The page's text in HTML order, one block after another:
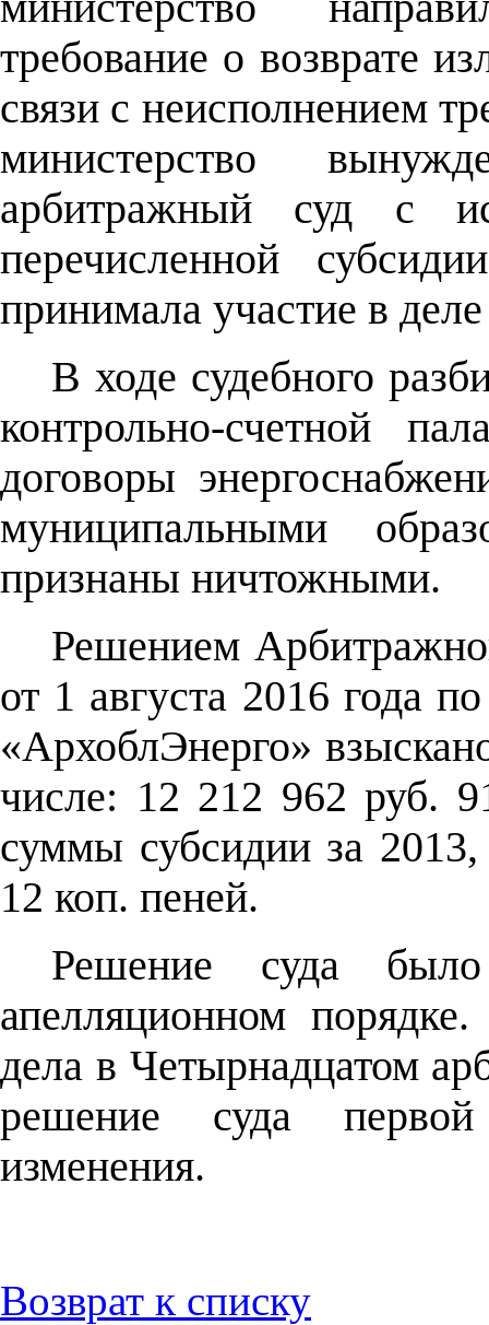
требование о возврате
связи с неисполнением
министерство
арбитражный суд с
перечисленной
принимала участие в
В ходе судебного
контрольно-счетной
договоры
муниципальными
признаны ничтожными.
Решением
от 1 августа 2016 года
«АрхоблЭнерго»
числе: 12 212 962 руб.
суммы субсидии за
12 коп. пеней.
Решение суда
апелляционном
дела в Четырнадцатом
решение суда
изменения.
Возврат к списку